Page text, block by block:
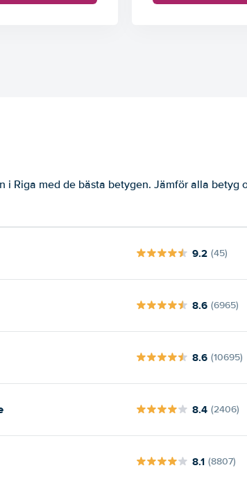
i Riga med de bästa betygen. Jämför alla betyg
9.2 (45)
8.6 (6965)
8.6 (10695)
8.4 (2406)
8.1 (8807)